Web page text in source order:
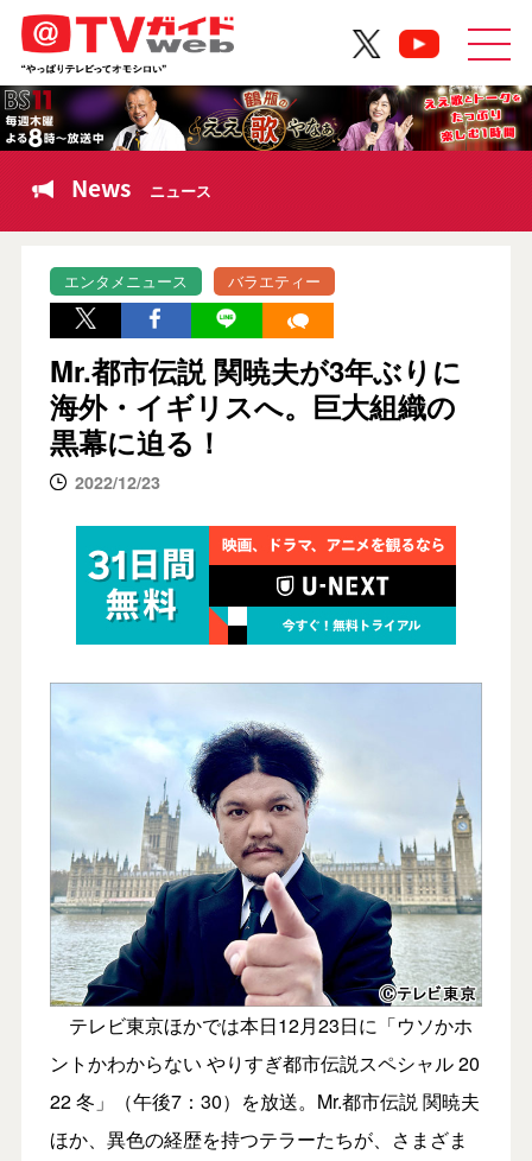
News ニュース
エンタメニュース バラエティー
Mr.都市伝説 関暁夫が3年ぶりに
海外・イギリスへ。巨大組織の
黒幕に迫る！
2022/12/23
テレビ東京ほかでは本日12月23日に「ウソかホ
ントかわからない やりすぎ都市伝説スペシャル 20
22 冬」（午後7：30）を放送。Mr.都市伝説 関暁夫
ほか、異色の経歴を持つテラーたちが、さまざま